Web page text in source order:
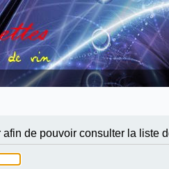
de pouvoir consulter la liste